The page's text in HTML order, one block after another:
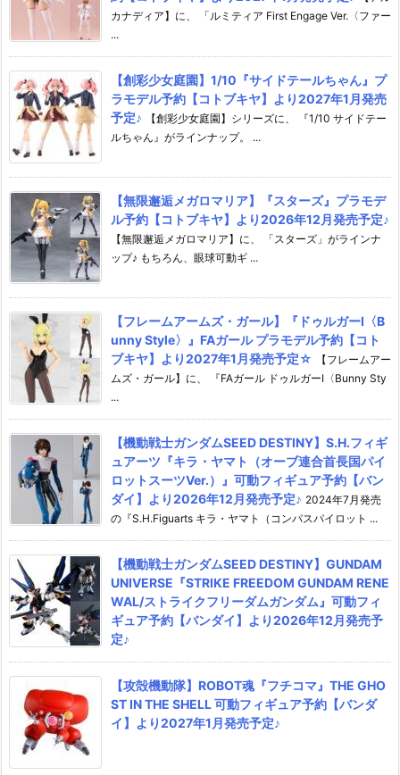
カナディア】に、 「ルミティア First Engage Ver.〈ファー
...
【創彩少女庭園】1/10『サイドテールちゃん』プ
ラモデル予約【コトブキヤ】より2027年1月発売
予定♪
【創彩少女庭園】シリーズに、 『1/10 サイドテー
ルちゃん』がラインナップ。 ...
【無限邂逅メガロマリア】『スターズ』プラモデ
ル予約【コトブキヤ】より2026年12月発売予定♪
【無限邂逅メガロマリア】に、 「スターズ」がラインナ
ップ♪ もちろん、眼球可動ギ ...
【フレームアームズ・ガール】『ドゥルガーI〈B
unny Style〉』FAガール プラモデル予約【コト
ブキヤ】より2027年1月発売予定☆
【フレームアー
ムズ・ガール】に、 『FAガール ドゥルガーI〈Bunny Sty
...
【機動戦士ガンダムSEED DESTINY】S.H.フィギ
ュアーツ『キラ・ヤマト（オーブ連合首長国パイ
ロットスーツVer.）』可動フィギュア予約【バン
ダイ】より2026年12月発売予定♪ 2024年7月発売
の『S.H.Figuarts キラ・ヤマト（コンパスパイロット ...
【機動戦士ガンダムSEED DESTINY】GUNDAM
UNIVERSE『STRIKE FREEDOM GUNDAM RENE
WAL/ストライクフリーダムガンダム』可動フィ
ギュア予約【バンダイ】より2026年12月発売予
定♪
【攻殻機動隊】ROBOT魂『フチコマ』THE GHO
ST IN THE SHELL 可動フィギュア予約【バンダ
イ】より2027年1月発売予定♪